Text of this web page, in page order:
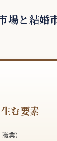
場と結婚
む要素
業）